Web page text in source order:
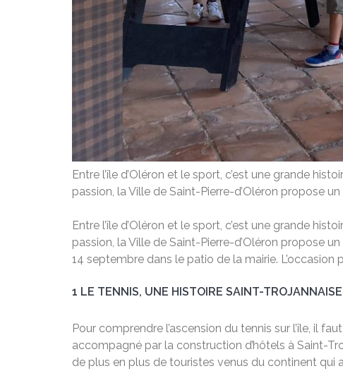
Entre l’île d’Oléron et le sport, c’est une grande
passion, la Ville de Saint-Pierre-d’Oléron propose
Entre l’île d’Oléron et le sport, c’est une grande
passion, la Ville de Saint-Pierre-d’Oléron propose
14 septembre dans le patio de la mairie. L’occasion
1 LE TENNIS, UNE HISTOIRE SAINT-TROJANNAISE
Pour comprendre l’ascension du tennis sur l’île, il
accompagné par la construction d’hôtels à Saint-
de plus en plus de touristes venus du continent qui